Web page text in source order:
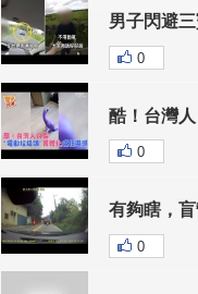
0
0
有夠瞎，
0